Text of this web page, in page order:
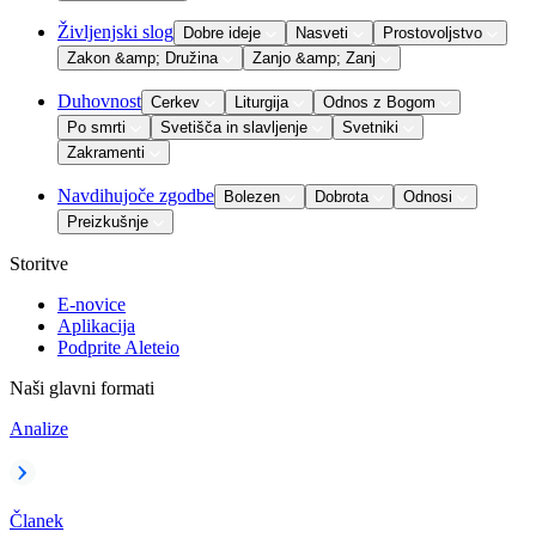
Življenjski slog Dobre ideje Nasveti
Prostovoljstvo
Zakon &amp; Družina
Zanjo &amp; Zanj
Duhovnost Cerkev Liturgija
Odnos z Bogom
Po smrti
Svetišča in slavljenje
Svetniki
Zakramenti
Navdihujoče zgodbe Bolezen Dobrota
Odnosi
Preizkušnje
Storitve
E-novice
Aplikacija
Podprite Aleteio
Naši glavni formati
Analize
Članek